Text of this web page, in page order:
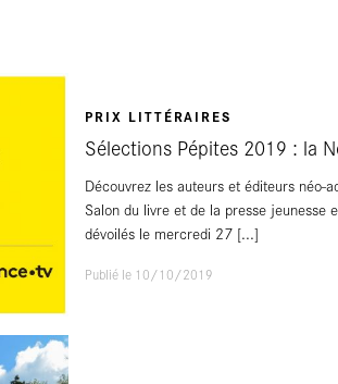
PRIX LITTÉRAIRES
Sélections Pépites 2019 : la
Découvrez les auteurs et éditeurs néo-
Salon du livre et de la presse jeunesse
dévoilés le mercredi 27 [...]
Publié le 10/10/2019